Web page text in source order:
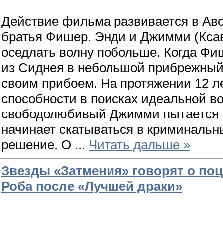
Действие фильма развивается в
братья Фишер. Энди и Джимми
оседлать волну побольше. Когда
из Сиднея в небольшой
своим прибоем. На протяжении 12
способности в поисках идеальной
свободолюбивый Джимми пытается
начинает скатываться в
решение. О ... Читать дальше »
Звезды «Затмения» говорят о
Роба после «Лучшей драки»